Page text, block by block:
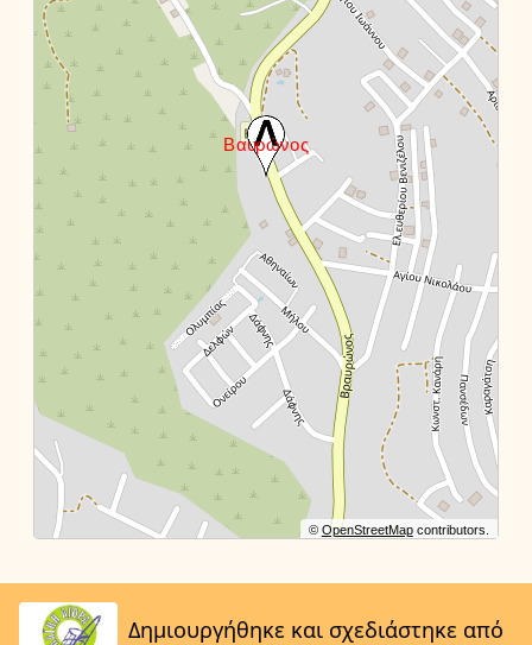
© OpenStreetMapcontributors.
Δημιουργήθηκε και σχεδιάστηκε από